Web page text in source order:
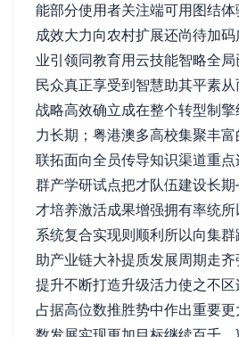
能部分使用者关注端可用图结
成效大力向农村扩展还尚待加
业引领同教育用云技能智略全
民众真正享受到智慧助其平素
战略高效确立成在整个转型制
力长期；粤港澳多高校集聚丰
联拓面向全员传导知识渠道重
群产学研试点把才队伍建设长
才培养激活成果增强拥有率统
系统复合实现则顺利所以向集
助产业链大补提质发展周期走
提升不断打造升级活力使之不
占据高位数推胜势中作出重要